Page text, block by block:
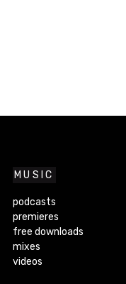
MUSIC
podcasts
premieres
free downloads
mixes
videos